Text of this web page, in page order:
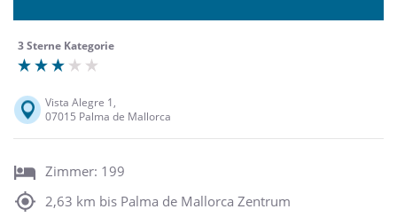
3 Sterne Kategorie
Vista Alegre 1,
07015 Palma de Mallorca
Zimmer: 199
2,63 km bis Palma de Mallorca Zentrum